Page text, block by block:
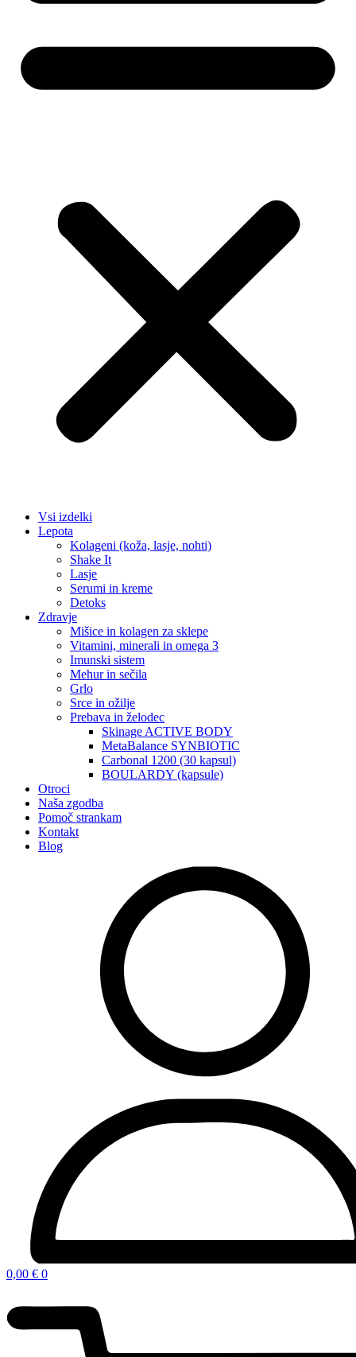
Vsi izdelki
Lepota
Kolageni (koža, lasje, nohti)
Shake It
Lasje
Serumi in kreme
Detoks
Zdravje
Mišice in kolagen za sklepe
Vitamini, minerali in omega 3
Imunski sistem
Mehur in sečila
Grlo
Srce in ožilje
Prebava in želodec
Skinage ACTIVE BODY
MetaBalance SYNBIOTIC
Carbonal 1200 (30 kapsul)
BOULARDY (kapsule)
Otroci
Naša zgodba
Pomoč strankam
Kontakt
Blog
0,00 € 0